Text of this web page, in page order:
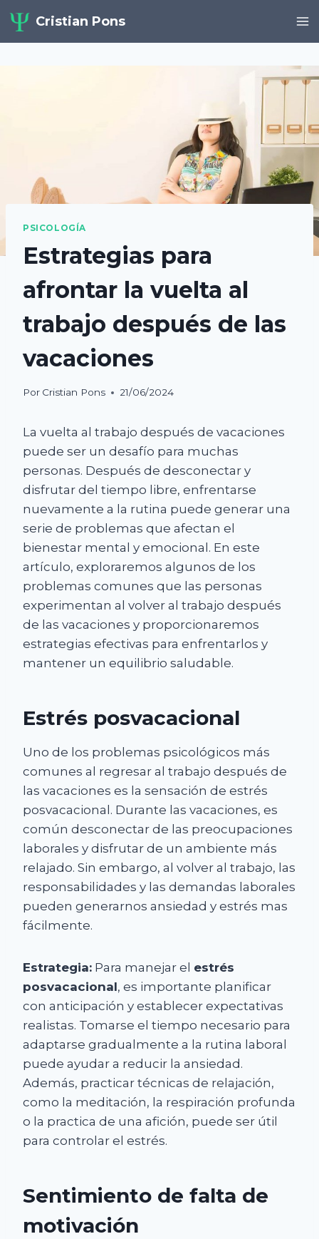
contenido
Cristian Pons
PSICOLOGÍA
Estrategias para
afrontar la vuelta al
trabajo después de las
vacaciones
Por Cristian Pons 21/06/2024
La vuelta al trabajo después de vacaciones
puede ser un desafío para muchas
personas. Después de desconectar y
disfrutar del tiempo libre, enfrentarse
nuevamente a la rutina puede generar una
serie de problemas que afectan el
bienestar mental y emocional. En este
artículo, exploraremos algunos de los
problemas comunes que las personas
experimentan al volver al trabajo después
de las vacaciones y proporcionaremos
estrategias efectivas para enfrentarlos y
mantener un equilibrio saludable.
Estrés posvacacional
Uno de los problemas psicológicos más
comunes al regresar al trabajo después de
las vacaciones es la sensación de estrés
posvacacional. Durante las vacaciones, es
común desconectar de las preocupaciones
laborales y disfrutar de un ambiente más
relajado. Sin embargo, al volver al trabajo, las
responsabilidades y las demandas laborales
pueden generarnos ansiedad y estrés mas
fácilmente.
Estrategia: Para manejar el estrés
posvacacional, es importante planificar
con anticipación y establecer expectativas
realistas. Tomarse el tiempo necesario para
adaptarse gradualmente a la rutina laboral
puede ayudar a reducir la ansiedad.
Además, practicar técnicas de relajación,
como la meditación, la respiración profunda
o la practica de una afición, puede ser útil
para controlar el estrés.
Sentimiento de falta de
motivación